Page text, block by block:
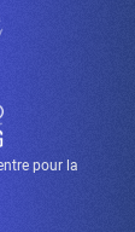
pour la